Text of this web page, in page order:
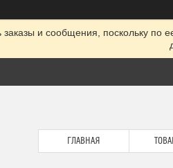
и сообщения, поскольку
ГЛАВНАЯ